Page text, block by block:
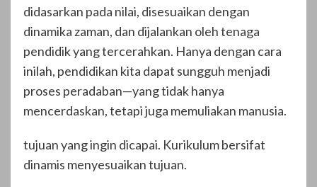
didasarkan pada nilai, disesuaikan dengan
dinamika zaman, dan dijalankan oleh tenaga
pendidik yang tercerahkan. Hanya dengan cara
inilah, pendidikan kita dapat sungguh menjadi
proses peradaban—yang tidak hanya
mencerdaskan, tetapi juga memuliakan manusia.
tujuan yang ingin dicapai. Kurikulum bersifat
dinamis menyesuaikan tujuan.